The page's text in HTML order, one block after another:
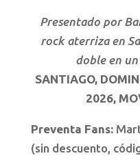
Presentado por
rock aterriza en
doble en
SANTIAGO,
2026,
Preventa Fans:
(sin descuento,